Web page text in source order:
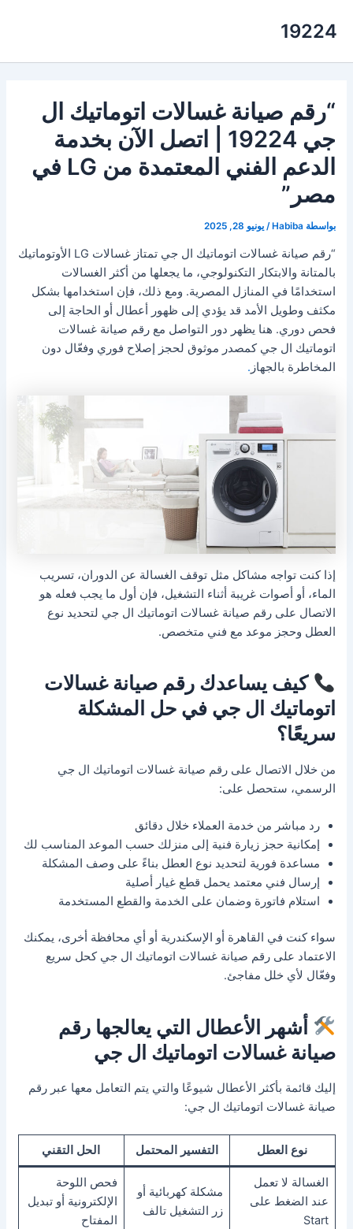
19224
“رقم صيانة غسالات اتوماتيك ال
جي 19224 | اتصل الآن بخدمة
الدعم الفني المعتمدة من LG في
مصر”
بواسطة Habiba
/يونيو 28, 2025
“رقم صيانة غسالات اتوماتيك ال جي تمتاز غسالات LG الأوتوماتيك
بالمتانة والابتكار التكنولوجي، ما يجعلها من أكثر الغسالات
استخدامًا في المنازل المصرية. ومع ذلك، فإن استخدامها بشكل
مكثف وطويل الأمد قد يؤدي إلى ظهور أعطال أو الحاجة إلى
فحص دوري. هنا يظهر دور التواصل مع رقم صيانة غسالات
اتوماتيك ال جي كمصدر موثوق لحجز إصلاح فوري وفعّال دون
المخاطرة بالجهاز .
إذا كنت تواجه مشاكل مثل توقف الغسالة عن الدوران، تسريب
الماء، أو أصوات غريبة أثناء التشغيل، فإن أول ما يجب فعله هو
الاتصال على رقم صيانة غسالات اتوماتيك ال جي لتحديد نوع
العطل وحجز موعد مع فني متخصص.
كيف يساعدك رقم صيانة غسالات
اتوماتيك ال جي في حل المشكلة
سريعًا؟
من خلال الاتصال على رقم صيانة غسالات اتوماتيك ال جي
الرسمي، ستحصل على:
رد مباشر من خدمة العملاء خلال دقائق
إمكانية حجز زيارة فنية إلى منزلك حسب الموعد المناسب لك
مساعدة فورية لتحديد نوع العطل بناءً على وصف المشكلة
إرسال فني معتمد يحمل قطع غيار أصلية
استلام فاتورة وضمان على الخدمة والقطع المستخدمة
سواء كنت في القاهرة أو الإسكندرية أو أي محافظة أخرى، يمكنك
الاعتماد على رقم صيانة غسالات اتوماتيك ال جي كحل سريع
وفعّال لأي خلل مفاجئ.
أشهر الأعطال التي يعالجها رقم
صيانة غسالات اتوماتيك ال جي
إليك قائمة بأكثر الأعطال شيوعًا والتي يتم التعامل معها عبر رقم
صيانة غسالات اتوماتيك ال جي:
نوع العطل التفسير المحتمل الحل التقني
الغسالة لا تعمل
عند الضغط على
Start
مشكلة كهربائية أو
زر التشغيل تالف
فحص اللوحة
الإلكترونية أو تبديل
المفتاح